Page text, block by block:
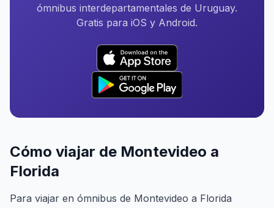
ómnibus interdepartamentales de Uruguay.
Gratis para iOS y Android.
Cómo viajar de Montevideo a
Florida
Para viajar en ómnibus de Montevideo a Florida